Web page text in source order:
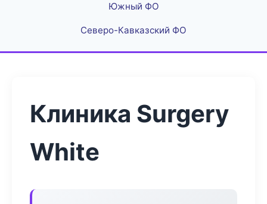
Южный ФО
Северо-Кавказский ФО
Клиника Surgery
White